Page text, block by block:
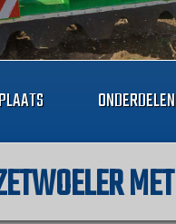
ONDERDELEN
MET